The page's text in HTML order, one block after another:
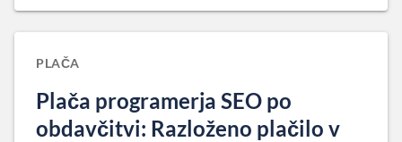
PLAČA
Plača programerja SEO po
obdavčitvi: Razloženo plačilo v